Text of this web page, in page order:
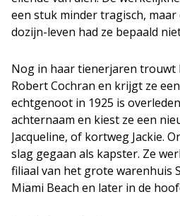
een stuk minder tragisch,
dozijn-leven had ze bepaald
Nog in haar tienerjaren trouwt
Robert Cochran en krijgt ze
echtgenoot in 1925 is
achternaam en kiest ze een
Jacqueline, of kortweg Jackie.
slag gegaan als kapster. Ze
filiaal van het grote warenhuis
Miami Beach en later in de